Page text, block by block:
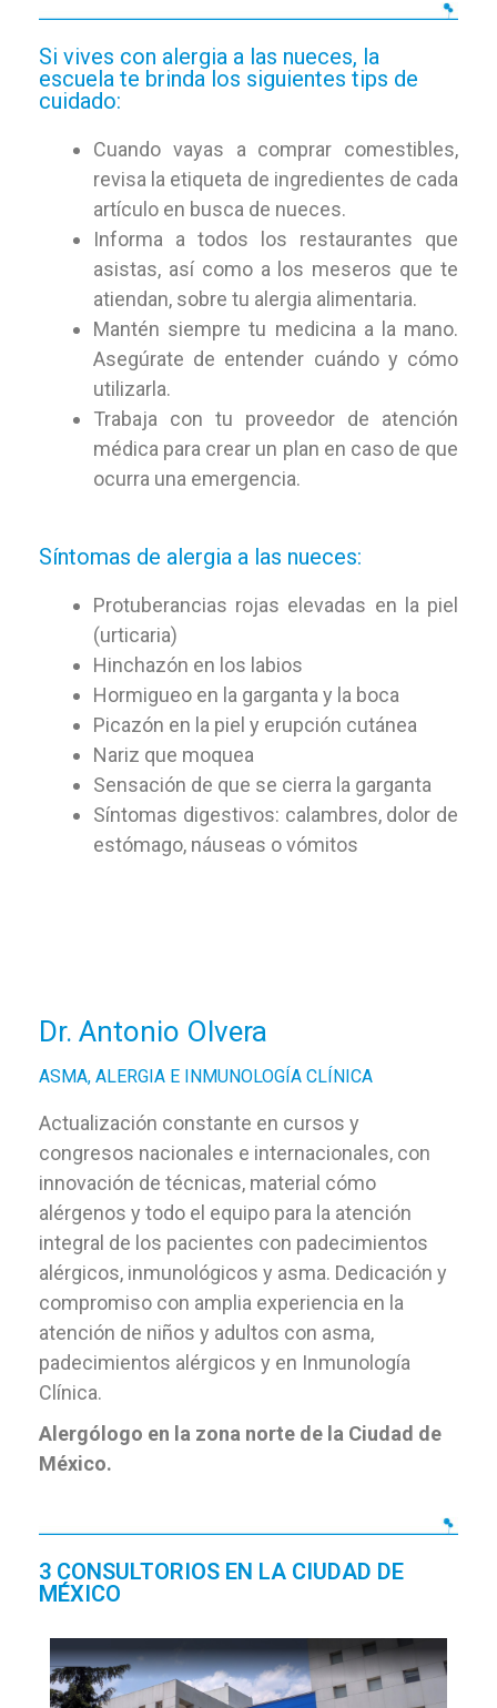
Si vives con alergia a las nueces, la
escuela te brinda los siguientes tips de
cuidado:
Cuando vayas a comprar comestibles,
revisa la etiqueta de ingredientes de cada
artículo en busca de nueces.
Informa a todos los restaurantes que
asistas, así como a los meseros que te
atiendan, sobre tu alergia alimentaria.
Mantén siempre tu medicina a la mano.
Asegúrate de entender cuándo y cómo
utilizarla.
Trabaja con tu proveedor de atención
médica para crear un plan en caso de que
ocurra una emergencia.
Síntomas de alergia a las nueces:
Protuberancias rojas elevadas en la piel
(urticaria)
Hinchazón en los labios
Hormigueo en la garganta y la boca
Picazón en la piel y erupción cutánea
Nariz que moquea
Sensación de que se cierra la garganta
Síntomas digestivos: calambres, dolor de
estómago, náuseas o vómitos
Dr. Antonio Olvera
ASMA, ALERGIA E INMUNOLOGÍA CLÍNICA
Actualización constante en cursos y
congresos nacionales e internacionales, con
innovación de técnicas, material cómo
alérgenos y todo el equipo para la atención
integral de los pacientes con padecimientos
alérgicos, inmunológicos y asma. Dedicación y
compromiso con amplia experiencia en la
atención de niños y adultos con asma,
padecimientos alérgicos y en Inmunología
Clínica.
Alergólogo en la zona norte de la Ciudad de
México.
3 CONSULTORIOS EN LA CIUDAD DE
MÉXICO